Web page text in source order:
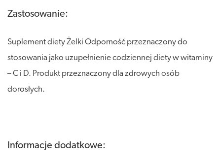
Zastosowanie:
Suplement diety Żelki Odporność przeznaczony do
stosowania jako uzupełnienie codziennej diety w witaminy
– C i D. Produkt przeznaczony dla zdrowych osób
dorosłych.
Informacje dodatkowe: